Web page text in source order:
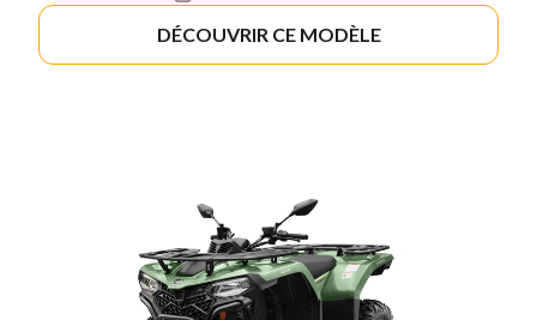
DÉCOUVRIR CE MODÈLE